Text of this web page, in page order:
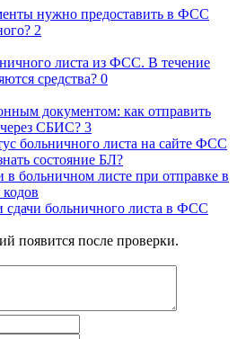
нужно предоставить в ФСС
2
листа из ФСС. В течение
средства? 0
документом: как отправить
СБИС? 3
больничного листа на сайте ФСС
состояние БЛ?
больничном листе при отправке в
сдачи больничного листа в ФСС
появится после проверки.